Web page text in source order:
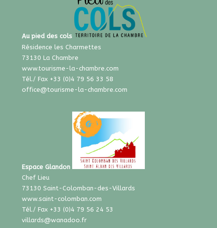
Au pied des cols
Résidence les Charmettes
73130 La Chambre
www.tourisme-la-chambre.com
Tél./ Fax +33 (0)4 79 56 33 58
office@tourisme-la-chambre.com
Espace Glandon
Chef Lieu
73130 Saint-Colomban-des-Villards
www.saint-colomban.com
Tél./ Fax +33 (0)4 79 56 24 53
villards@wanadoo.fr